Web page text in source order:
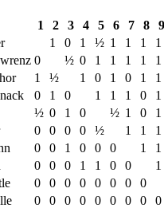
1 2 3 4 5 6 7 8
9
1 0 1 ½ 1 1 1
1
0 ½ 0 1 1 1 1
1
1 ½ 1 0 1 0 1
1
0 1 0 1 1 1 0
1
½ 0 1 0 ½ 1 0
1
0 0 0 0 ½ 1 1
1
0 0 1 0 0 0 1
1
0 0 0 1 1 0 0
1
0 0 0 0 0 0 0
0
0 0 0 0 0 0 0 0
0